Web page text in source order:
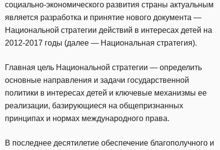
социально-экономического развития страны актуальным
является разработка и принятие нового документа —
Национальной стратегии действий в интересах детей на
2012-2017 годы (далее — Национальная стратегия).
Главная цель Национальной стратегии — определить
основные направления и задачи государственной
политики в интересах детей и ключевые механизмы ее
реализации, базирующиеся на общепризнанных
принципах и нормах международного права.
В последнее десятилетие обеспечение благополучного и